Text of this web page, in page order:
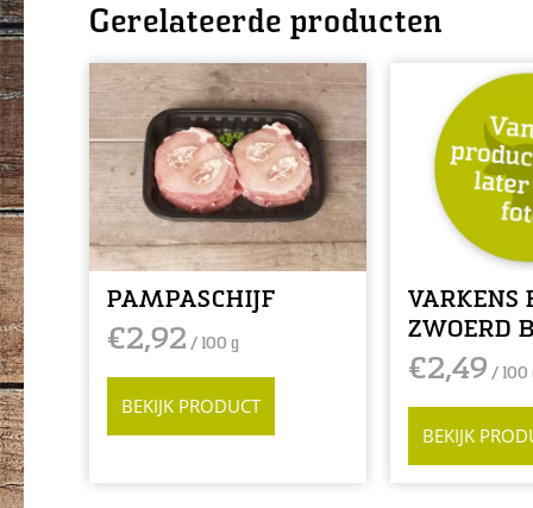
Gerelateerde producten
PAMPASCHIJF
€2,92 / 100 g
BEKIJK PRODUCT
VARKENS
ZWOERD
€2,49 / 100
BEKIJK